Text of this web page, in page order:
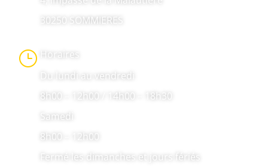
30250 SOMMIERES
} Horaires
Du lundi au vendredi
8h00 – 12h00 / 14h00 – 18h30
Samedi
8h00 – 12h00
Fermé les dimanches et jours fériés